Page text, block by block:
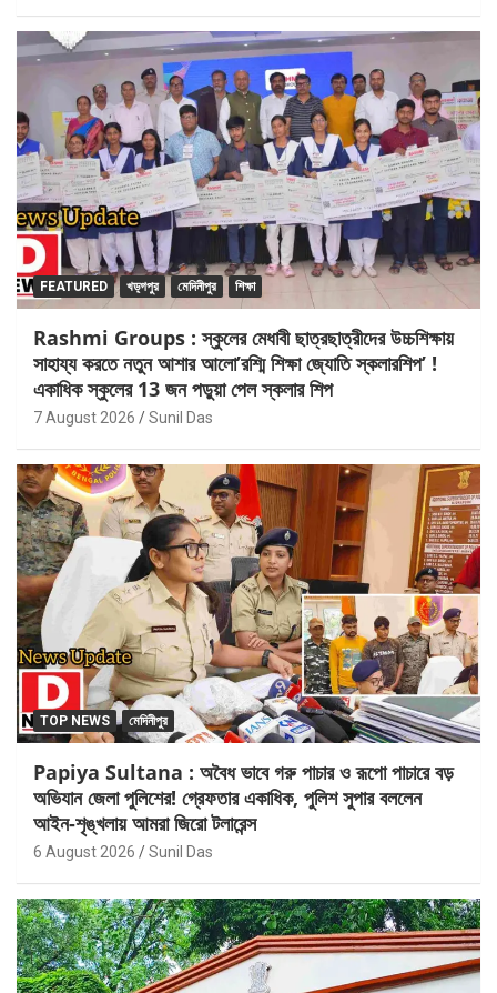
FEATURED খড়্গপুর মেদিনীপুর শিক্ষা
Rashmi Groups : স্কুলের মেধাবী ছাত্রছাত্রীদের উচ্চশিক্ষায়
সাহায্য করতে নতুন আশার আলো’রশ্মি শিক্ষা জ্যোতি স্কলারশিপ’ !
একাধিক স্কুলের 13 জন পড়ুয়া পেল স্কলার শিপ
7 August 2026 Sunil Das
TOP NEWS মেদিনীপুর
Papiya Sultana : অবৈধ ভাবে গরু পাচার ও রূপো পাচারে বড়
অভিযান জেলা পুলিশের! গ্রেফতার একাধিক, পুলিশ সুপার বললেন
আইন-শৃঙ্খলায় আমরা জিরো টলারেন্স
6 August 2026 Sunil Das